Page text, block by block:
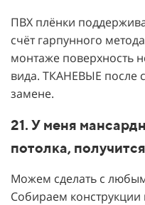
ПВХ плёнки
счёт гарпунного
монтаже поверхность
вида. ТКАНЕВЫЕ после
замене.
21. У меня
потолка,
Можем сделать с
Собираем конструкции